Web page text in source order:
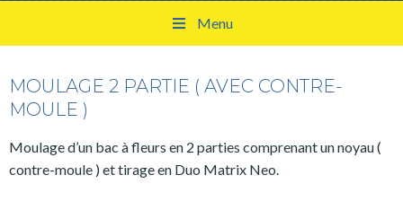
Menu
MOULAGE 2 PARTIE ( AVEC CONTRE-
MOULE )
Moulage d’un bac à fleurs en 2 parties comprenant un noyau (
contre-moule ) et tirage en Duo Matrix Neo.